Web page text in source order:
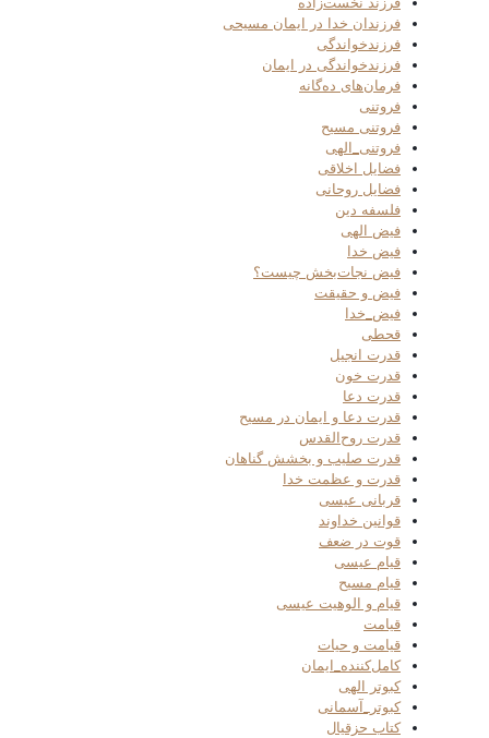
فرزندان خدا در ایمان مسیحی
فرزندخواندگی
فرزندخواندگی در ایمان
فرمان‌های ده‌گانه
فروتنی
فروتنی مسیح
فروتنی_الهی
فضایل اخلاقی
فضایل روحانی
فلسفه دین
فیض الهی
فیض خدا
فیض نجات‌بخش چیست؟
فیض و حقیقت
فیض_خدا
قحطی
قدرت انجیل
قدرت خون
قدرت دعا
قدرت دعا و ایمان در مسیح
قدرت روح‌القدس
قدرت صلیب و بخشش گناهان
قدرت و عظمت خدا
قربانی عیسی
قوانین خداوند
قوت در ضعف
قیام عیسی
قیام مسیح
قیام و الوهیت عیسی
قیامت
قیامت و حیات
کامل‌کننده_ایمان
کبوتر الهی
کبوتر_آسمانی
کتاب حزقیال